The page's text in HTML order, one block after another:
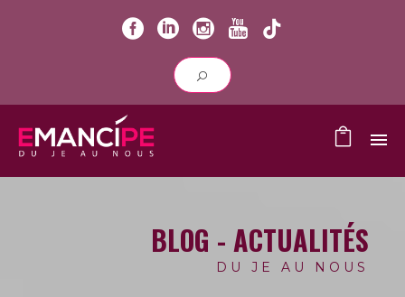
BLOG - ACTUALITÉS
DU JE AU NOUS